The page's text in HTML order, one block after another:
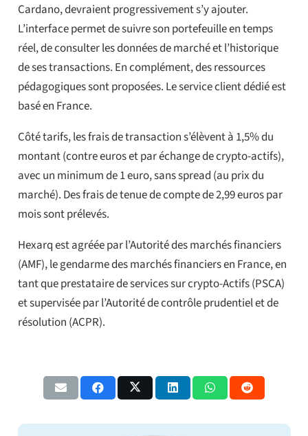
Cardano, devraient progressivement s’y ajouter.
L’interface permet de suivre son portefeuille en temps
réel, de consulter les données de marché et l’historique
de ses transactions. En complément, des ressources
pédagogiques sont proposées. Le service client dédié est
basé en France.
Côté tarifs, les frais de transaction s’élèvent à 1,5% du
montant (contre euros et par échange de crypto-actifs),
avec un minimum de 1 euro, sans spread (au prix du
marché). Des frais de tenue de compte de 2,99 euros par
mois sont prélevés.
Hexarq est agréée par l’Autorité des marchés financiers
(AMF), le gendarme des marchés financiers en France, en
tant que prestataire de services sur crypto-Actifs (PSCA)
et supervisée par l’Autorité de contrôle prudentiel et de
résolution (ACPR).